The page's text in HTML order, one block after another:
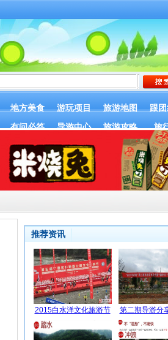
地方美食 游玩项目 旅游地图
跟
有问必答 导游中心 旅游攻略 旅